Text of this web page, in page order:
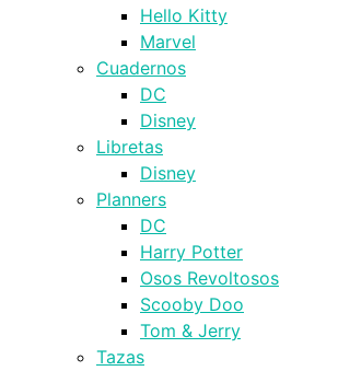
Hello Kitty
Marvel
Cuadernos
DC
Disney
Libretas
Disney
Planners
DC
Harry Potter
Osos Revoltosos
Scooby Doo
Tom & Jerry
Tazas